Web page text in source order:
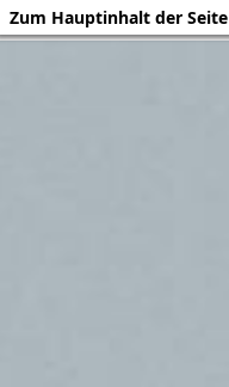
Zum Hauptinhalt der Seite